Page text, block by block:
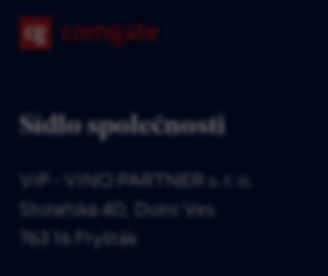
Sídlo společnosti
ViP - VINO PARTNER s. r. o.
Stolařská 40, Dolní Ves
763 16 Fryšták